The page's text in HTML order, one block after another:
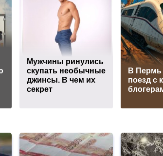
Мужчины ринулись
скупать необычные
джинсы. В чем их
секрет
В Пермь
поезд с